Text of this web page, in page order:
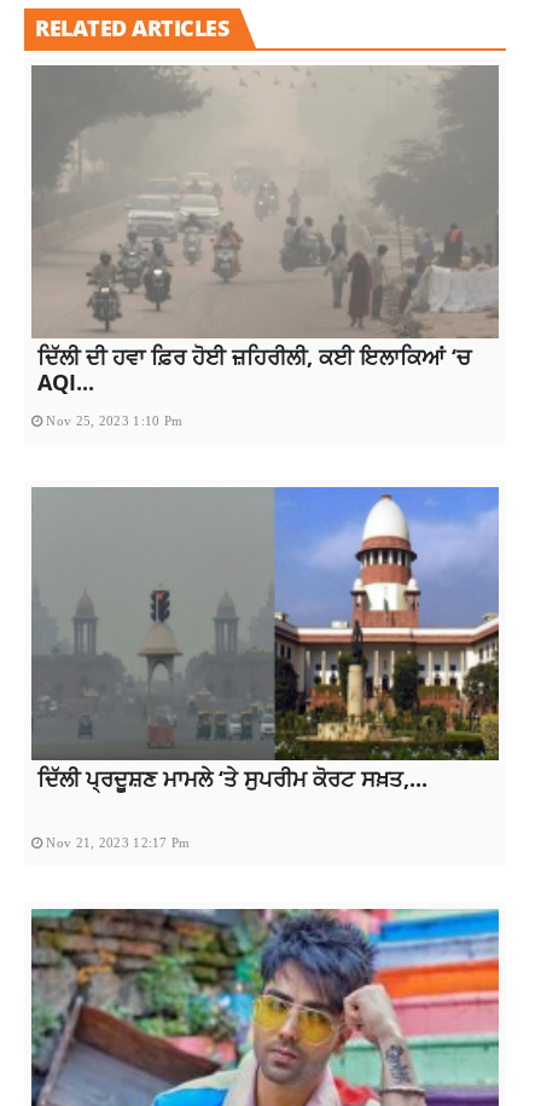
RELATED ARTICLES
ਦਿੱਲੀ ਦੀ ਹਵਾ ਫ਼ਿਰ ਹੋਈ ਜ਼ਹਿਰੀਲੀ, ਕਈ ਇਲਾਕਿਆਂ ‘ਚ
AQI...
Nov 25, 2023 1:10 Pm
ਦਿੱਲੀ ਪ੍ਰਦੂਸ਼ਣ ਮਾਮਲੇ ‘ਤੇ ਸੁਪਰੀਮ ਕੋਰਟ ਸਖ਼ਤ,...
Nov 21, 2023 12:17 Pm